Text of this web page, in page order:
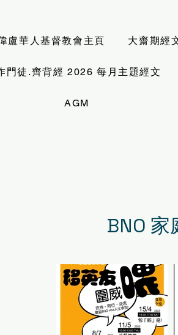
盧華人基督教會主頁 大齋期經
門徒.齊背經 2026 每月主題經文
AGM
BNO